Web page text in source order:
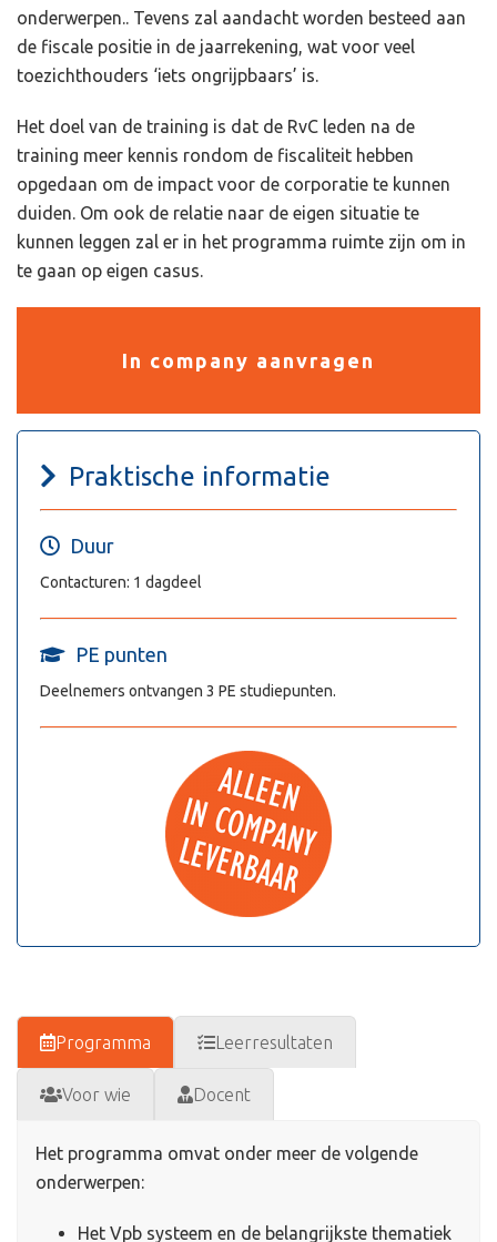
onderwerpen.. Tevens zal aandacht worden besteed aan
de fiscale positie in de jaarrekening, wat voor veel
toezichthouders ‘iets ongrijpbaars’ is.
Het doel van de training is dat de RvC leden na de
training meer kennis rondom de fiscaliteit hebben
opgedaan om de impact voor de corporatie te kunnen
duiden. Om ook de relatie naar de eigen situatie te
kunnen leggen zal er in het programma ruimte zijn om in
te gaan op eigen casus.
In company aanvragen
Praktische informatie
Duur
Contacturen: 1 dagdeel
PE punten
Deelnemers ontvangen 3 PE studiepunten.
Programma Leerresultaten
Voor wie Docent
Het programma omvat onder meer de volgende
onderwerpen:
Het Vpb systeem en de belangrijkste thematiek